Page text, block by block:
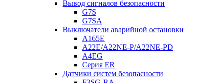
Вывод сигналов безопасности
G7S
G7SA
Выключатели аварийной остановки
A165E
A22E/A22NE-P/A22NE-PD
A4EG
Серия ER
Датчики систем безопасности